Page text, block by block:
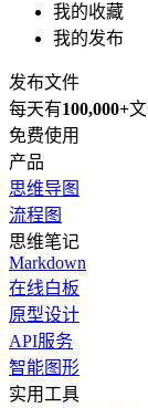
我的收藏
我的发布
发布文件
每天有100,000+
免费使用
产品
思维导图
流程图
思维笔记
Markdown
在线白板
原型设计
API服务
智能图形
实用工具